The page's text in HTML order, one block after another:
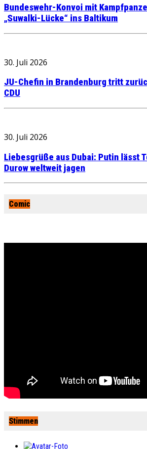
Bundeswehr-Konvoi mit
„Suwalki-Lücke“ ins Baltikum
30. Juli 2026
JU-Chefin in Brandenburg tritt
CDU
30. Juli 2026
Liebesgrüße aus Dubai: Putin lässt
Durow weltweit jagen
Comic
Stimmen